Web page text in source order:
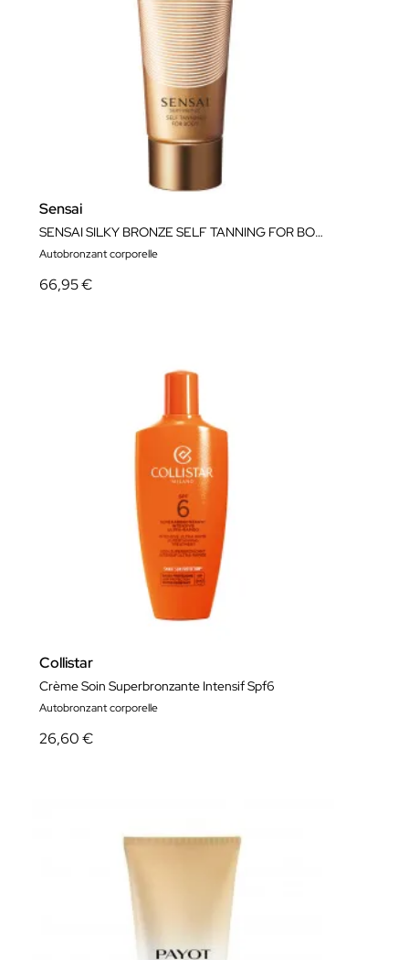
Sensai
SENSAI SILKY BRONZE SELF TANNING FOR BODY 150ml
Autobronzant corporelle
66,95 €
Collistar
Crème Soin Superbronzante Intensif Spf6
Autobronzant corporelle
26,60 €